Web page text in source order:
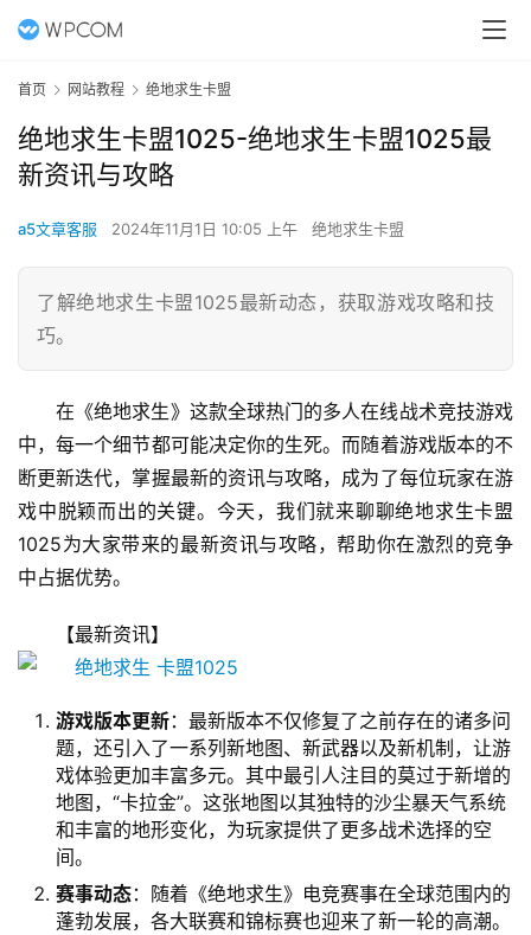
首页 网站教程 绝地求生卡盟
绝地求生卡盟1025-绝地求生卡盟1025最
新资讯与攻略
a5文章客服 2024年11月1日 10:05 上午 绝地求生卡盟
了解绝地求生卡盟1025最新动态，获取游戏攻略和技
巧。
在《绝地求生》这款全球热门的多人在线战术竞技游戏
中，每一个细节都可能决定你的生死。而随着游戏版本的不
断更新迭代，掌握最新的资讯与攻略，成为了每位玩家在游
戏中脱颖而出的关键。今天，我们就来聊聊绝地求生卡盟
1025为大家带来的最新资讯与攻略，帮助你在激烈的竞争
中占据优势。
【最新资讯】
游戏版本更新：最新版本不仅修复了之前存在的诸多问
题，还引入了一系列新地图、新武器以及新机制，让游
戏体验更加丰富多元。其中最引人注目的莫过于新增的
地图，“卡拉金”。这张地图以其独特的沙尘暴天气系统
和丰富的地形变化，为玩家提供了更多战术选择的空
间。
赛事动态：随着《绝地求生》电竞赛事在全球范围内的
蓬勃发展，各大联赛和锦标赛也迎来了新一轮的高潮。